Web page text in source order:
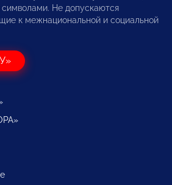
Не допускаются
к межнациональной и социальной